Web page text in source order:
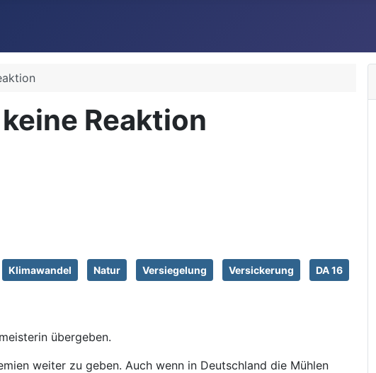
Reaktion
Klimawandel Natur Versiegelung Versickerung DA 16
übergeben.
weiter zu geben. Auch wenn in Deutschland die Mühlen